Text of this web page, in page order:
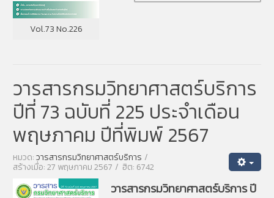
Vol.73 No.226
วารสารกรมวิทยาศาสตร์บริการ
ปีที่ 73 ฉบับที่ 225 ประจำเดือน
พฤษภาคม ปีที่พิมพ์ 2567
หมวด:วารสารกรมวิทยาศาสตร์บริการ
สร้างเมื่อ: 27 พฤษภาคม 2567 ฮิต: 6742
วารสารกรมวิทยาศาสตร์บริการ ปี